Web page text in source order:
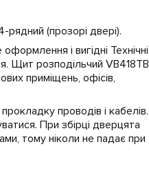
(прозорі двері).
і вигідні Технічні
Щит розподільчий VB418TB
приміщень, офісів,
проводів і кабелів.
При збірці дверцята
тому ніколи не падає при